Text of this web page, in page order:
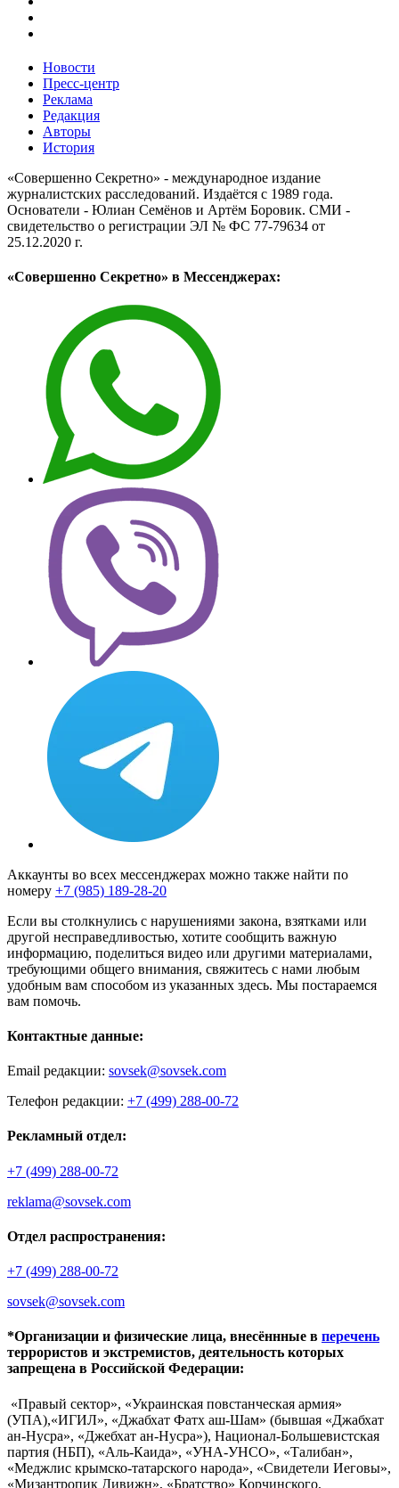
Новости
Пресс-центр
Реклама
Редакция
Авторы
История
«Совершенно Секретно» - международное издание
журналистских расследований. Издаётся с 1989 года.
Основатели - Юлиан Семёнов и Артём Боровик. CМИ -
свидетельство о регистрации ЭЛ № ФС 77-79634 от
25.12.2020 г.
«Совершенно Секретно» в Мессенджерах:
Аккаунты во всех мессенджерах можно также найти по
номеру +7 (985) 189-28-20
Если вы столкнулись с нарушениями закона, взятками или
другой несправедливостью, хотите сообщить важную
информацию, поделиться видео или другими материалами,
требующими общего внимания, свяжитесь с нами любым
удобным вам способом из указанных здесь. Мы постараемся
вам помочь.
Контактные данные:
Email редакции: sovsek@sovsek.com
Телефон редакции: +7 (499) 288-00-72
Рекламный отдел:
+7 (499) 288-00-72
reklama@sovsek.com
Отдел распространения:
+7 (499) 288-00-72
sovsek@sovsek.com
*Организации и физические лица, внесённные в перечень
террористов и экстремистов, деятельность которых
запрещена в Российской Федерации:
«Правый сектор», «Украинская повстанческая армия»
(УПА),«ИГИЛ», «Джабхат Фатх аш-Шам» (бывшая «Джабхат
ан-Нусра», «Джебхат ан-Нусра»), Национал-Большевистская
партия (НБП), «Аль-Каида», «УНА-УНСО», «Талибан»,
«Меджлис крымско-татарского народа», «Свидетели Иеговы»,
«Мизантропик Дивижн», «Братство» Корчинского,